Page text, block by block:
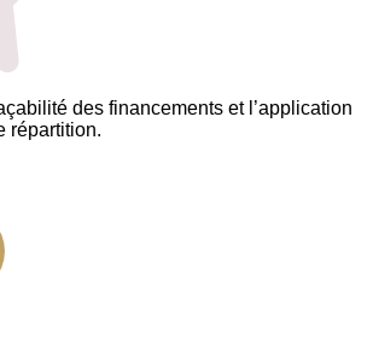
des financements et l’application
répartition.